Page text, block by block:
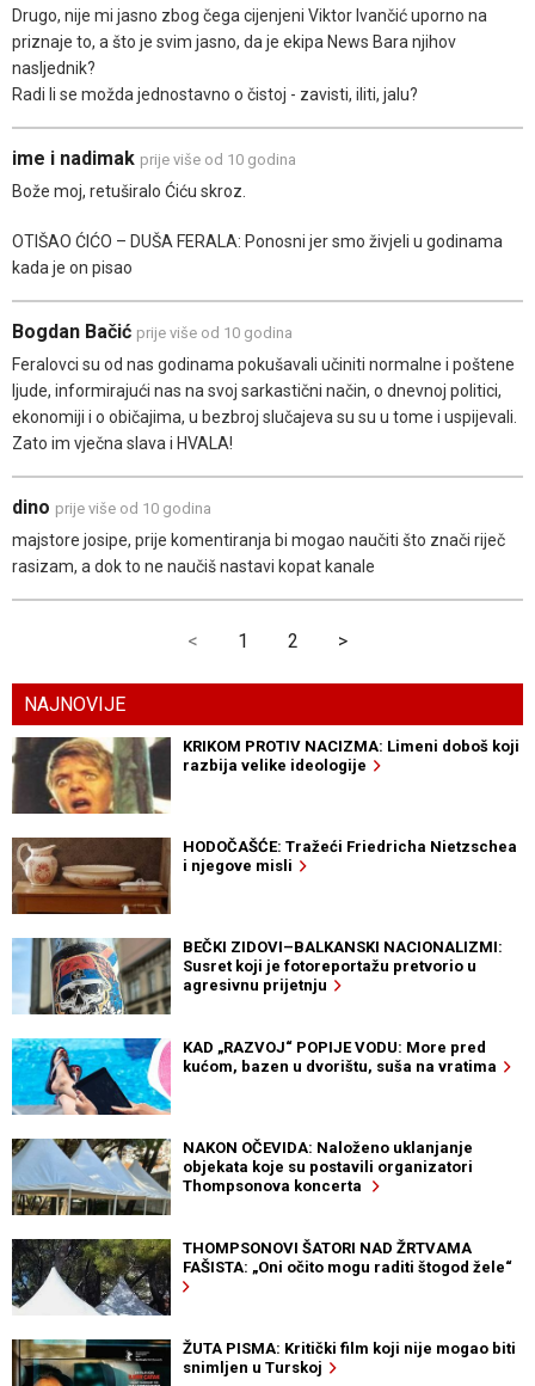
Drugo, nije mi jasno zbog čega cijenjeni Viktor Ivančić uporno na
priznaje to, a što je svim jasno, da je ekipa News Bara njihov
nasljednik?
Radi li se možda jednostavno o čistoj - zavisti, iliti, jalu?
ime i nadimak prije više od 10 godina
Bože moj, retuširalo Ćiću skroz.
OTIŠAO ĆIĆO – DUŠA FERALA: Ponosni jer smo živjeli u godinama
kada je on pisao
Bogdan Bačić prije više od 10 godina
Feralovci su od nas godinama pokušavali učiniti normalne i poštene
ljude, informirajući nas na svoj sarkastični način, o dnevnoj politici,
ekonomiji i o običajima, u bezbroj slučajeva su su u tome i uspijevali.
Zato im vječna slava i HVALA!
dino prije više od 10 godina
majstore josipe, prije komentiranja bi mogao naučiti što znači riječ
rasizam, a dok to ne naučiš nastavi kopat kanale
< 1 2 >
NAJNOVIJE
KRIKOM PROTIV NACIZMA: Limeni doboš koji
razbija velike ideologije
HODOČAŠĆE: Tražeći Friedricha Nietzschea
i njegove misli
BEČKI ZIDOVI–BALKANSKI NACIONALIZMI:
Susret koji je fotoreportažu pretvorio u
agresivnu prijetnju
KAD „RAZVOJ“ POPIJE VODU: More pred
kućom, bazen u dvorištu, suša na vratima
NAKON OČEVIDA: Naloženo uklanjanje
objekata koje su postavili organizatori
Thompsonova koncerta
THOMPSONOVI ŠATORI NAD ŽRTVAMA
FAŠISTA: „Oni očito mogu raditi štogod žele“
ŽUTA PISMA: Kritički film koji nije mogao biti
snimljen u Turskoj